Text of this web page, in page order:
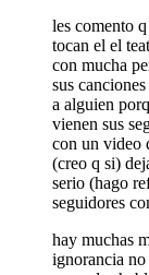
les comento
tocan el el
con mucha
sus
a alguien
vienen sus
con un video
(creo q si)
serio (hago
seguidores
hay muchas
ignorancia